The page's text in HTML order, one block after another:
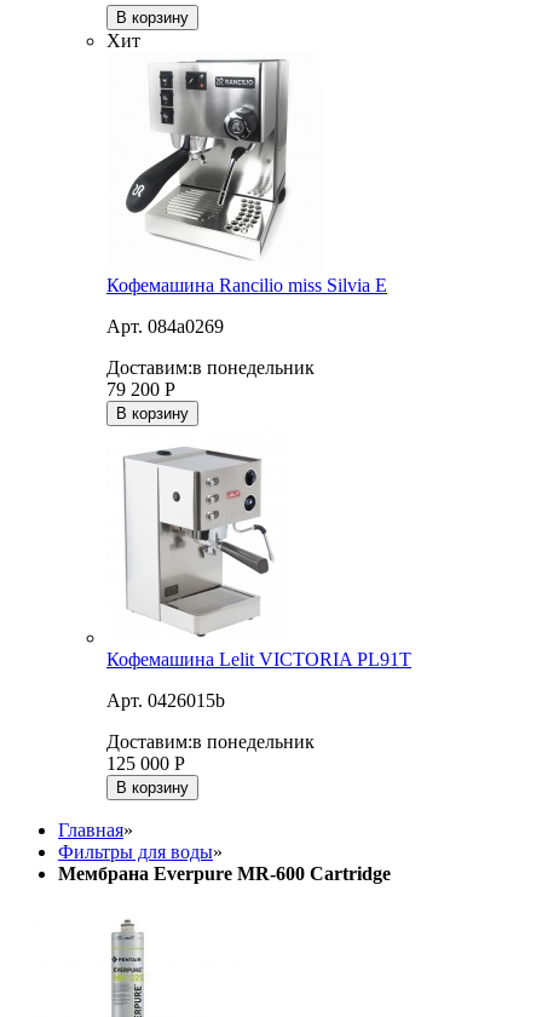
В корзину
Хит
Кофемашина Rancilio miss Silvia E
Арт. 084a0269
Доставим:в понедельник
79 200 Р
В корзину
Кофемашина Lelit VICTORIA PL91T
Арт. 0426015b
Доставим:в понедельник
125 000 Р
В корзину
Главная»
Фильтры для воды»
Мембрана Everpure MR-600 Cartridge